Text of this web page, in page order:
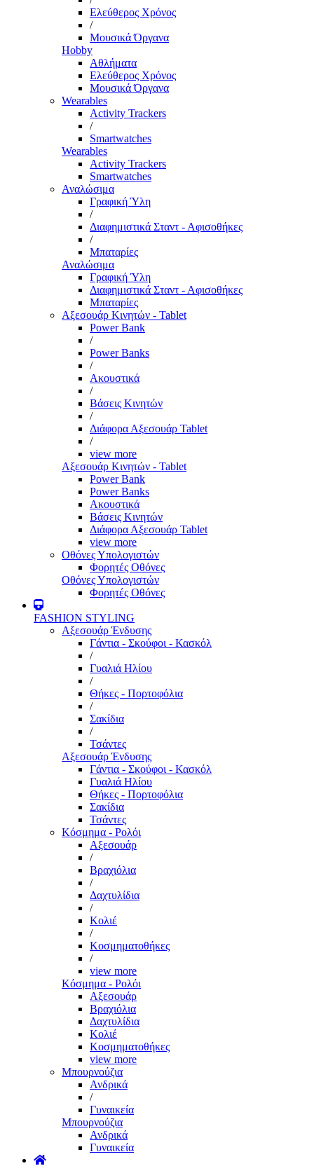
Ελεύθερος Χρόνος
/
Μουσικά Όργανα
Hobby
Αθλήματα
Ελεύθερος Χρόνος
Μουσικά Όργανα
Wearables
Activity Trackers
/
Smartwatches
Wearables
Activity Trackers
Smartwatches
Αναλώσιμα
Γραφική Ύλη
/
Διαφημιστικά Σταντ - Αφισοθήκες
/
Μπαταρίες
Αναλώσιμα
Γραφική Ύλη
Διαφημιστικά Σταντ - Αφισοθήκες
Μπαταρίες
Αξεσουάρ Κινητών - Tablet
Power Bank
/
Power Banks
/
Ακουστικά
/
Βάσεις Κινητών
/
Διάφορα Αξεσουάρ Tablet
/
view more
Αξεσουάρ Κινητών - Tablet
Power Bank
Power Banks
Ακουστικά
Βάσεις Κινητών
Διάφορα Αξεσουάρ Tablet
view more
Οθόνες Υπολογιστών
Φορητές Οθόνες
Οθόνες Υπολογιστών
Φορητές Οθόνες
FASHION STYLING
Αξεσουάρ Ένδυσης
Γάντια - Σκούφοι - Κασκόλ
/
Γυαλιά Ηλίου
/
Θήκες - Πορτοφόλια
/
Σακίδια
/
Τσάντες
Αξεσουάρ Ένδυσης
Γάντια - Σκούφοι - Κασκόλ
Γυαλιά Ηλίου
Θήκες - Πορτοφόλια
Σακίδια
Τσάντες
Κόσμημα - Ρολόι
Αξεσουάρ
/
Βραχιόλια
/
Δαχτυλίδια
/
Κολιέ
/
Κοσμηματοθήκες
/
view more
Κόσμημα - Ρολόι
Αξεσουάρ
Βραχιόλια
Δαχτυλίδια
Κολιέ
Κοσμηματοθήκες
view more
Μπουρνούζια
Ανδρικά
/
Γυναικεία
Μπουρνούζια
Ανδρικά
Γυναικεία